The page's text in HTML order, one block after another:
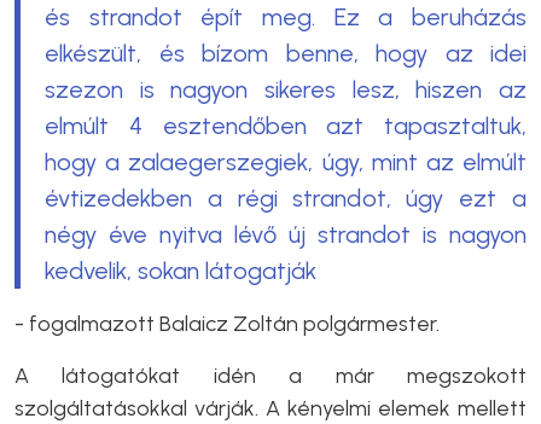
és strandot épít meg. Ez a beruházás
elkészült, és bízom benne, hogy az idei
szezon is nagyon sikeres lesz, hiszen az
elmúlt 4 esztendőben azt tapasztaltuk,
hogy a zalaegerszegiek, úgy, mint az elmúlt
évtizedekben a régi strandot, úgy ezt a
négy éve nyitva lévő új strandot is nagyon
kedvelik, sokan látogatják
- fogalmazott Balaicz Zoltán polgármester.
A látogatókat idén a már megszokott
szolgáltatásokkal várják. A kényelmi elemek mellett